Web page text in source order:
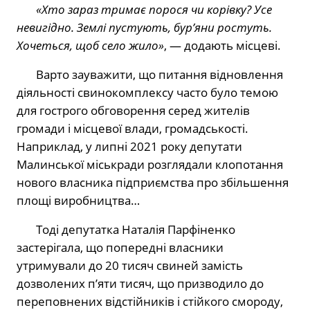
«Хто зараз тримає порося чи корівку? Усе
невигідно. Землі пустують, бур’яни ростуть.
Хочеться, щоб село жило», — додають місцеві.
Варто зауважити, що питання відновлення
діяльності свинокомплексу часто було темою
для гострого обговорення серед жителів
громади і місцевої влади, громадськості.
Наприклад, у липні 2021 року депутати
Малинської міськради розглядали клопотання
нового власника підприємства про збільшення
площі виробництва…
Тоді депутатка Наталія Парфіненко
застерігала, що попередні власники
утримували до 20 тисяч свиней замість
дозволених п’яти тисяч, що призводило до
переповнених відстійників і стійкого смороду,